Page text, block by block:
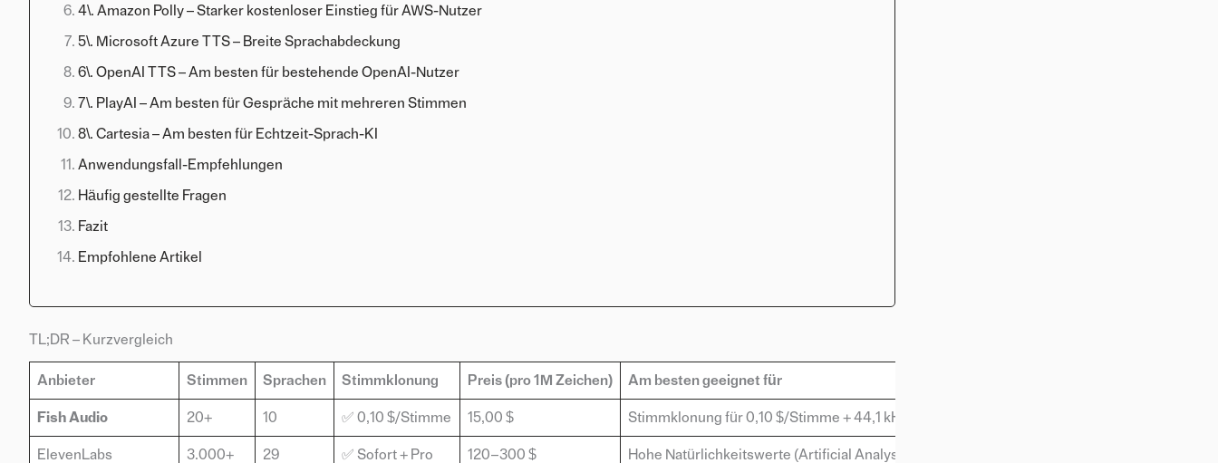
4\. Amazon Polly – Starker kostenloser Einstieg für AWS-Nutzer
5\. Microsoft Azure TTS – Breite Sprachabdeckung
6\. OpenAI TTS – Am besten für bestehende OpenAI-Nutzer
7\. PlayAI – Am besten für Gespräche mit mehreren Stimmen
8\. Cartesia – Am besten für Echtzeit-Sprach-KI
Anwendungsfall-Empfehlungen
Häufig gestellte Fragen
Fazit
Empfohlene Artikel
TL;DR – Kurzvergleich
Anbieter Stimmen Sprachen Stimmklonung Preis (pro 1M Zeichen) Am besten geeignet für
Fish Audio 20+ 10 ✅ 0,10 $/Stimme 15,00 $ Stimmklonung für 0,10 $/Stimme + 44,1 kHz Qualität
ElevenLabs 3.000+ 29 ✅ Sofort + Pro 120–300 $ Hohe Natürlichkeitswerte (Artificial Analysis)